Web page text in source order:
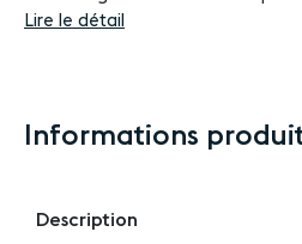
Lire le détail
Informations
Description